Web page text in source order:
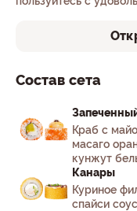
Состав сета
Краб с
масаго
кунжут
Канары
Куриное
спайси